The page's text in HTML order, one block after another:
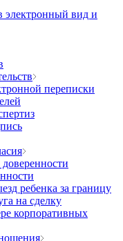
электронный вид и
переписки
ребенка за границу
на сделку
корпоративных